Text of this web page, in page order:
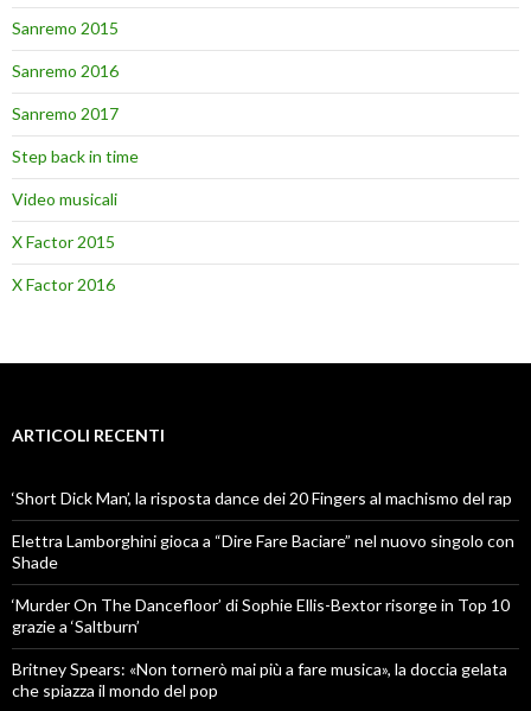
Sanremo 2015
Sanremo 2016
Sanremo 2017
Step back in time
Video musicali
X Factor 2015
X Factor 2016
ARTICOLI RECENTI
‘Short Dick Man’, la risposta dance dei 20 Fingers al machismo del rap
Elettra Lamborghini gioca a “Dire Fare Baciare” nel nuovo singolo con
Shade
‘Murder On The Dancefloor’ di Sophie Ellis-Bextor risorge in Top 10
grazie a ‘Saltburn’
Britney Spears: «Non tornerò mai più a fare musica», la doccia gelata
che spiazza il mondo del pop